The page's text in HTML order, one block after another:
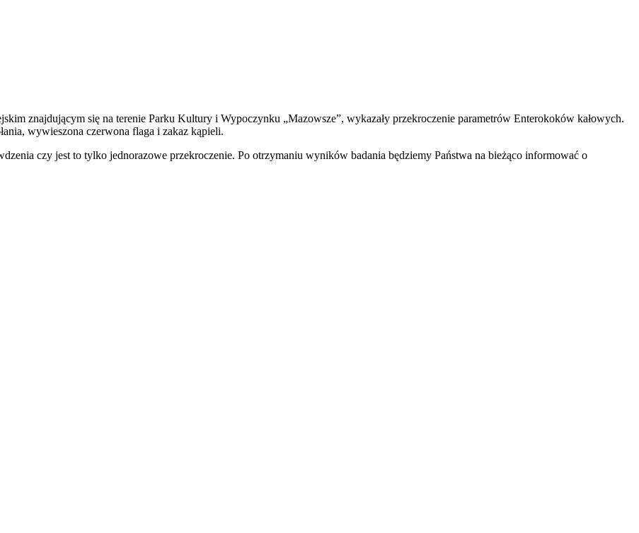
znajdującym się na terenie Parku Kultury i Wypoczynku „Mazowsze”, wykazały przekroczenie parametrów Enterokoków kałowych.
wywieszona czerwona flaga i zakaz kąpieli.
czy jest to tylko jednorazowe przekroczenie. Po otrzymaniu wyników badania będziemy Państwa na bieżąco informować o